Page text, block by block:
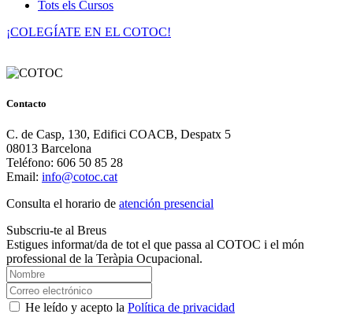
Tots els Cursos
¡COLEGÍATE EN EL COTOC!
Contacto
C. de Casp, 130, Edifici COACB, Despatx 5
08013 Barcelona
Teléfono: 606 50 85 28
Email: info@cotoc.cat
Consulta el horario de atención presencial
Subscriu-te al Breus
Estigues informat/da de tot el que passa al COTOC i el món
professional de la Teràpia Ocupacional.
He leído y acepto la Política de privacidad